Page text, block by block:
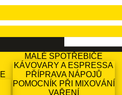
MALÉ SPOTŘEBIČE
KÁVOVARY A ESPRESSA
PŘÍPRAVA NÁPOJŮ
POMOCNÍK PŘI MIXOVÁNÍ
VAŘENÍ